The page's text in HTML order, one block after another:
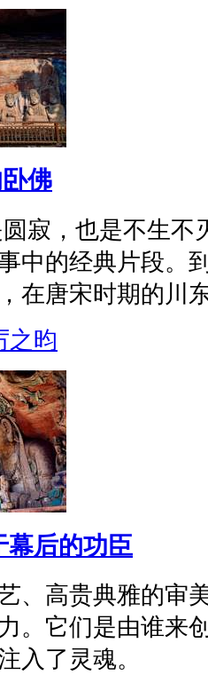
佛
圆寂，也是不生
中的经典片段。
在唐宋时期的
之昀
幕后的功臣
、高贵典雅的审
。它们是由谁来
入了灵魂。